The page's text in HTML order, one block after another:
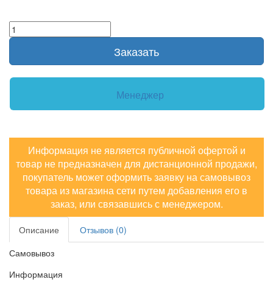
Заказать
Менеджер
Информация не является публичной офертой и
товар не предназначен для дистанционной продажи,
покупатель может оформить заявку на самовывоз
товара из магазина сети путем добавления его в
заказ, или связавшись с менеджером.
Описание
Отзывов (0)
Самовывоз
Информация